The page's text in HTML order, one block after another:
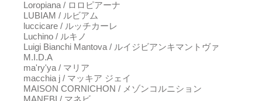
Loropiana / ロロピアーナ
LUBIAM / ルビアム
luccicare / ルッチカーレ
Luchino / ルキノ
Luigi Bianchi Mantova / ルイジビアンキマントヴァ
M.I.D.A
ma'ry'ya / マリア
macchia j / マッキア ジェイ
MAISON CORNICHON / メゾンコルニション
MANEBI / マネビ